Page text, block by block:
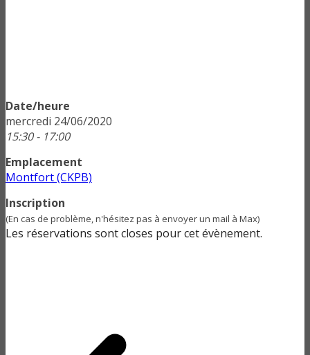
Date/heure
mercredi 24/06/2020
15:30 - 17:00
Emplacement
Montfort (CKPB)
Inscription
(En cas de problème, n'hésitez pas à envoyer un mail à Max)
Les réservations sont closes pour cet évènement.